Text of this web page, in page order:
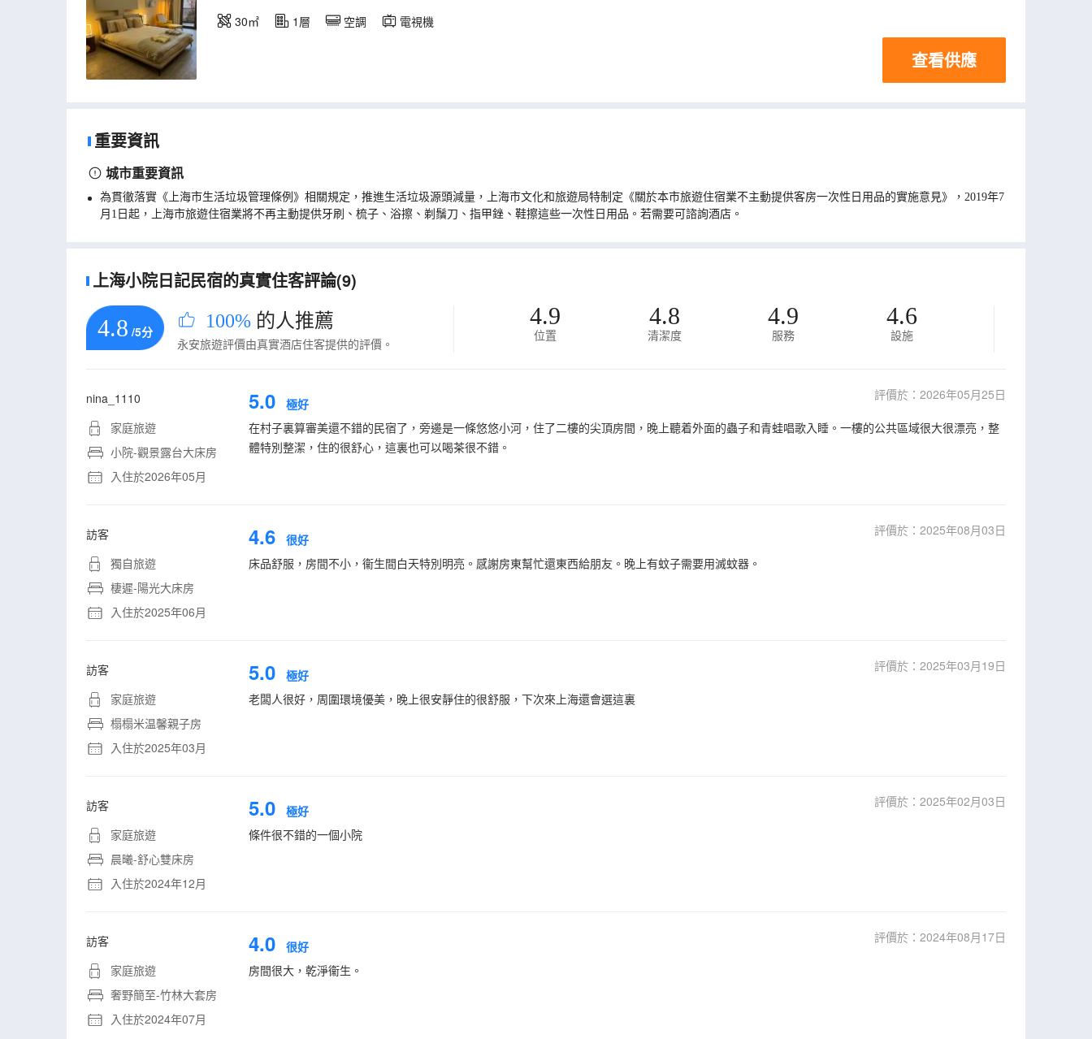
30㎡ 1層 空調 電視機
查看供應
重要資訊
城市重要資訊
為貫徹落實《上海市生活垃圾管理條例》相關規定，推進生活垃圾源頭減量，上海市文化和旅遊局特制定《關於本市旅遊住宿業不主動提供客房一次性日用品的實施意見》，2019年7
月1日起，上海市旅遊住宿業將不再主動提供牙刷、梳子、浴擦、剃鬚刀、指甲銼、鞋擦這些一次性日用品。若需要可諮詢酒店。
上海小院日記民宿的真實住客評論(9)
4.8 /5分 100% 的人推薦
永安旅遊評價由真實酒店住客提供的評價。
4.9
位置
4.8
清潔度
4.9
服務
4.6
設施
nina_1110
家庭旅遊
小院-觀景露台大床房
入住於2026年05月
5.0 極好
評價於：2026年05月25日
在村子裏算審美還不錯的民宿了，旁邊是一條悠悠小河，住了二樓的尖頂房間，晚上聽着外面的蟲子和青蛙唱歌入睡。一樓的公共區域很大很漂亮，整
體特別整潔，住的很舒心，這裏也可以喝茶很不錯。
訪客
獨自旅遊
棲遲-陽光大床房
入住於2025年06月
4.6 很好
評價於：2025年08月03日
床品舒服，房間不小，衞生間白天特別明亮。感謝房東幫忙還東西給朋友。晚上有蚊子需要用滅蚊器。
訪客
家庭旅遊
榻榻米温馨親子房
入住於2025年03月
5.0 極好
評價於：2025年03月19日
老闆人很好，周圍環境優美，晚上很安靜住的很舒服，下次來上海還會選這裏
訪客
家庭旅遊
晨曦-舒心雙床房
入住於2024年12月
5.0 極好
評價於：2025年02月03日
條件很不錯的一個小院
訪客
家庭旅遊
奢野簡至-竹林大套房
入住於2024年07月
4.0 很好
評價於：2024年08月17日
房間很大，乾淨衞生。